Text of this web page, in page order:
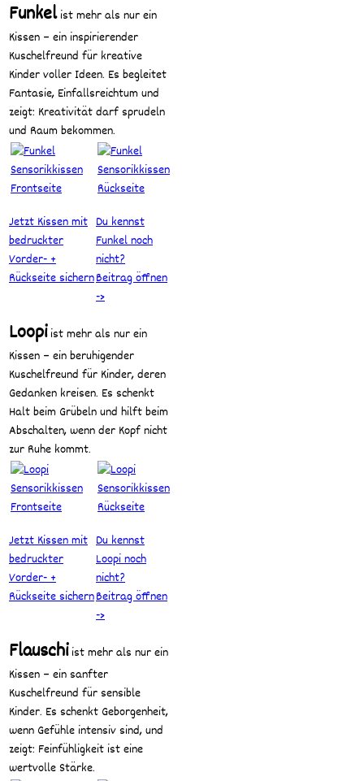
Funkelist mehr als nur ein
Kissen – ein inspirierender
Kuschelfreund für kreative
Kinder voller Ideen. Es begleitet
Fantasie, Einfallsreichtum und
zeigt: Kreativität darf sprudeln
und Raum bekommen.
Jetzt Kissen mit
bedruckter
Vorder- +
Rückseite sichern
Du kennst
Funkel noch
nicht?
Beitrag öffnen
->
Loopiist mehr als nur ein
Kissen – ein beruhigender
Kuschelfreund für Kinder, deren
Gedanken kreisen. Es schenkt
Halt beim Grübeln und hilft beim
Abschalten, wenn der Kopf nicht
zur Ruhe kommt.
Jetzt Kissen mit
bedruckter
Vorder- +
Rückseite sichern
Du kennst
Loopi noch
nicht?
Beitrag öffnen
->
Flauschiist mehr als nur ein
Kissen – ein sanfter
Kuschelfreund für sensible
Kinder. Es schenkt Geborgenheit,
wenn Gefühle intensiv sind, und
zeigt: Feinfühligkeit ist eine
wertvolle Stärke.